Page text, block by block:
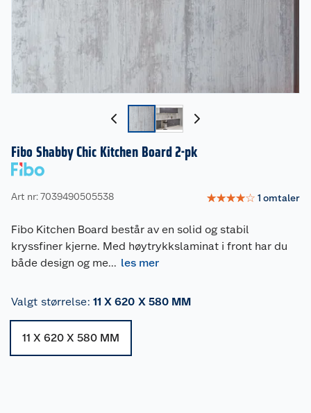
Fibo Shabby Chic Kitchen Board 2-pk
Art nr: 7039490505538 ☆☆☆☆☆ 1 omtaler
Fibo Kitchen Board består av en solid og stabil
kryssfiner kjerne. Med høytrykkslaminat i front har du
både design og me... les mer
Valgt størrelse: 11 X 620 X 580 MM
11 X 620 X 580 MM